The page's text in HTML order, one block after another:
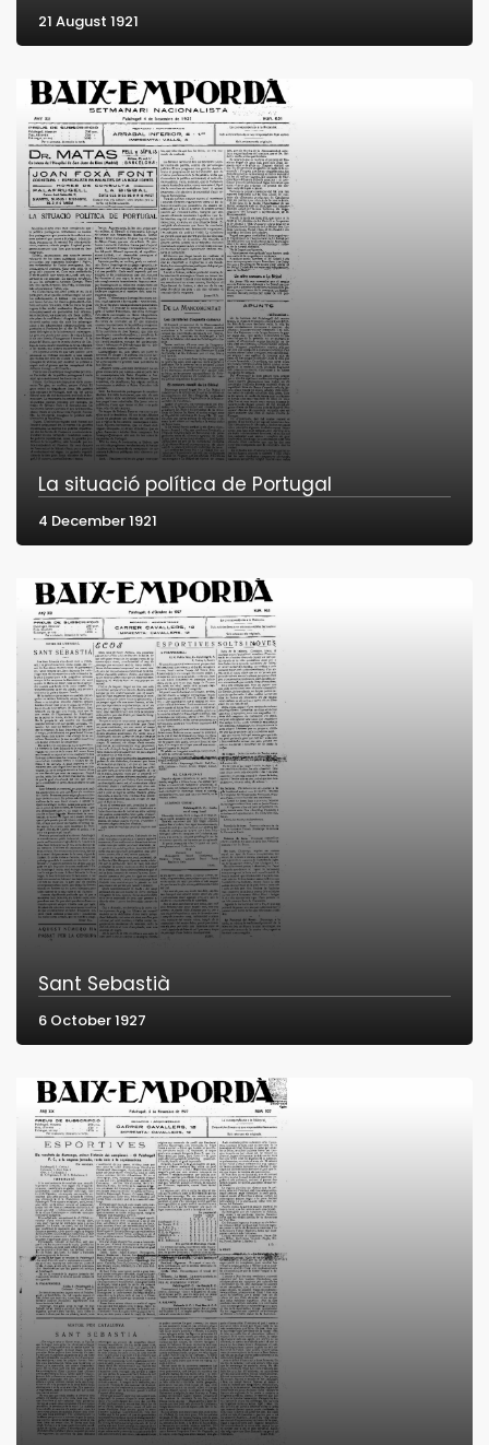
21 August 1921
La situació política de Portugal
4 December 1921
Sant Sebastià
6 October 1927